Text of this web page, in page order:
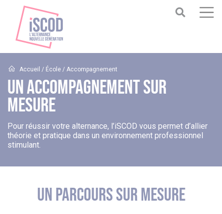
Accueil / École /Accompagnement
UN ACCOMPAGNEMENT SUR
MESURE
Pour réussir votre alternance, l’iSCOD vous permet d’allier
théorie et pratique dans un environnement professionnel
stimulant.
UN PARCOURS SUR MESURE